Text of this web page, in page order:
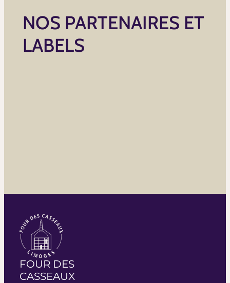
NOS PARTENAIRES ET
LABELS
FOUR DES
CASSEAUX